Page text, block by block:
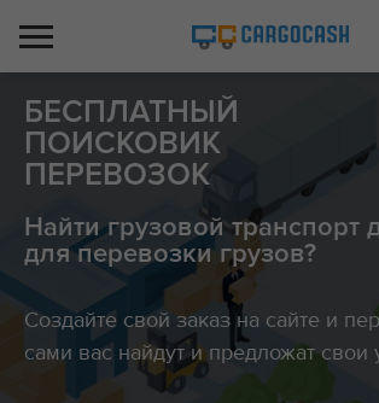
БЕСПЛАТНЫЙ
ПОИСКОВИК
ПЕРЕВОЗОК
Найти грузовой транспорт
для перевозки грузов?
Создайте свой заказ на сайте и
сами вас найдут и предложат свои